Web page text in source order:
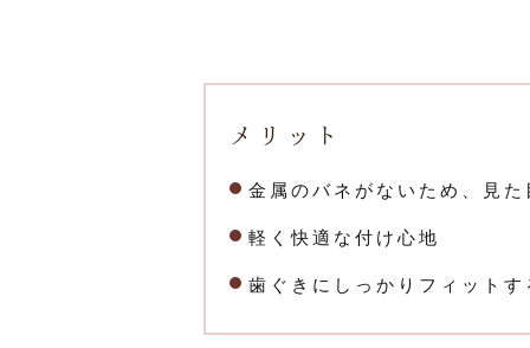
メリット
金属のバネがないため、見
軽く快適な付け心地
歯ぐきにしっかりフィット